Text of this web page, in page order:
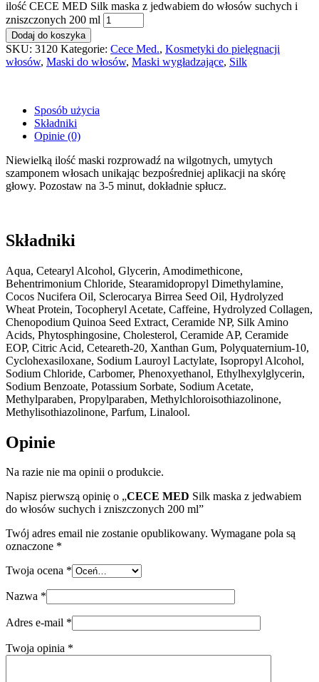
ilość CECE MED Silk maska z jedwabiem do włosów suchych i
zniszczonych 200 ml
Dodaj do koszyka
SKU: 3120 Kategorie: Cece Med., Kosmetyki do pielęgnacji
włosów, Maski do włosów, Maski wygładzające, Silk
Sposób użycia
Składniki
Opinie (0)
Niewielką ilość maski rozprowadź na wilgotnych, umytych
szamponem włosach unikając bezpośredniej aplikacji na skórę
głowy. Pozostaw na 3-5 minut, dokładnie spłucz.
Składniki
Aqua, Cetearyl Alcohol, Glycerin, Amodimethicone,
Behentrimonium Chloride, Stearamidopropyl Dimethylamine,
Cocos Nucifera Oil, Sclerocarya Birrea Seed Oil, Hydrolyzed
Wheat Protein, Tocopheryl Acetate, Caffeine, Hydrolyzed Collagen,
Chenopodium Quinoa Seed Extract, Ceramide NP, Silk Amino
Acids, Phytosphingosine, Cholesterol, Ceramide AP, Ceramide
EOP, Citric Acid, Ceteareth-20, Xanthan Gum, Polyquaternium-10,
Cyclohexasiloxane, Sodium Lauroyl Lactylate, Isopropyl Alcohol,
Sodium Chloride, Carbomer, Phenoxyethanol, Ethylhexylglycerin,
Sodium Benzoate, Potassium Sorbate, Sodium Acetate,
Methylparaben, Propylparaben, Methylchloroisothiazolinone,
Methylisothiazolinone, Parfum, Linalool.
Opinie
Na razie nie ma opinii o produkcie.
Napisz pierwszą opinię o „CECE MED Silk maska z jedwabiem
do włosów suchych i zniszczonych 200 ml”
Twój adres email nie zostanie opublikowany. Wymagane pola są
oznaczone *
Twoja ocena *
Nazwa *
Adres e-mail *
Twoja opinia *